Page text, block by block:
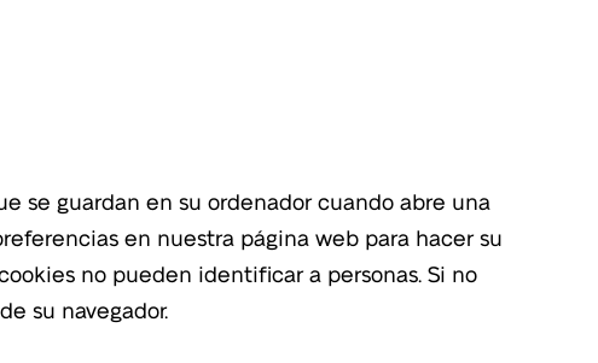
se guardan en su ordenador cuando abre una
en nuestra página web para hacer su
no pueden identificar a personas. Si no
su navegador.